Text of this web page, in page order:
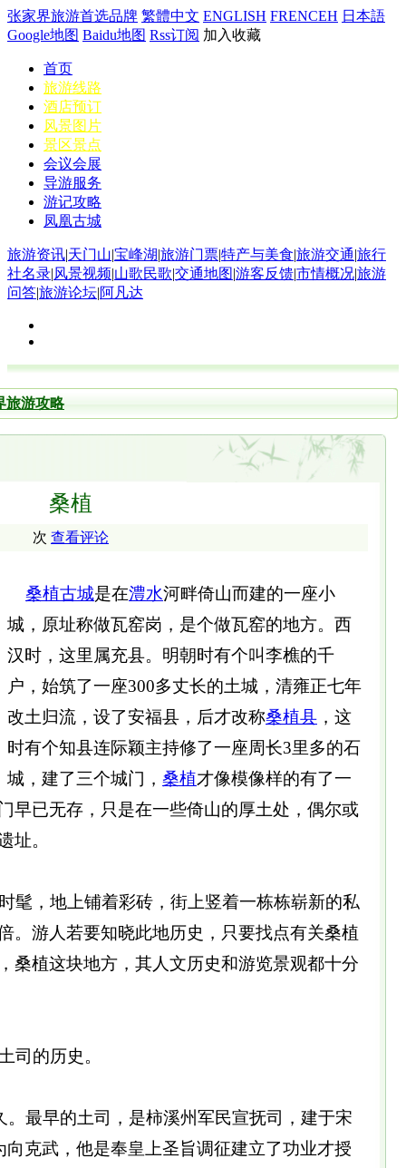
张家界旅游首选品牌 繁體中文 ENGLISH FRENCEH 日本語
Google地图 Baidu地图 Rss订阅 加入收藏
首页
旅游线路
酒店预订
风景图片
景区景点
会议会展
导游服务
游记攻略
凤凰古城
旅游资讯|天门山|宝峰湖|旅游门票|特产与美食|旅游交通|旅行
社名录|风景视频|山歌民歌|交通地图|游客反馈|市情概况|旅游
问答|旅游论坛|阿凡达
旅游攻略
桑植
次 查看评论
桑植古城是在澧水河畔倚山而建的一座小
城，原址称做瓦窑岗，是个做瓦窑的地方。西
汉时，这里属充县。明朝时有个叫李樵的千
户，始筑了一座300多丈长的土城，清雍正七年
改土归流，设了安福县，后才改称桑植县 ，这
时有个知县连际颖主持修了一座周长3里多的石
城，建了三个城门， 桑植才像模像样的有了一
早已无存，只是在一些倚山的厚土处，偶尔或
址。
髦，地上铺着彩砖，街上竖着一栋栋崭新的私
。游人若要知晓此地历史，只要找点有关桑植
桑植这块地方，其人文历史和游览景观都十分
的历史。
最早的土司，是柿溪州军民宣抚司，建于宋
克武，他是奉皇上圣旨调征建立了功业才授